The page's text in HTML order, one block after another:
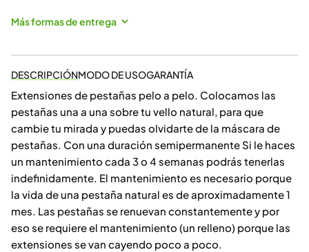
Más formas de entrega
DESCRIPCIÓNMODO DE USOGARANTÍA
Extensiones de pestañas pelo a pelo. Colocamos las
pestañas una a una sobre tu vello natural, para que
cambie tu mirada y puedas olvidarte de la máscara de
pestañas. Con una duración semipermanente Si le haces
un mantenimiento cada 3 o 4 semanas podrás tenerlas
indefinidamente. El mantenimiento es necesario porque
la vida de una pestaña natural es de aproximadamente 1
mes. Las pestañas se renuevan constantemente y por
eso se requiere el mantenimiento (un relleno) porque las
extensiones se van cayendo poco a poco.